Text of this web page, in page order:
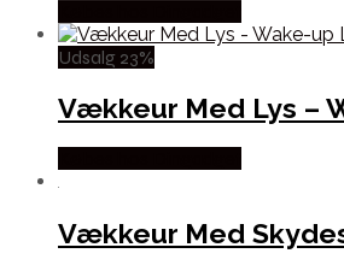
Udsalg 23%
Vækkeur Med Lys –
Vækkeur Med